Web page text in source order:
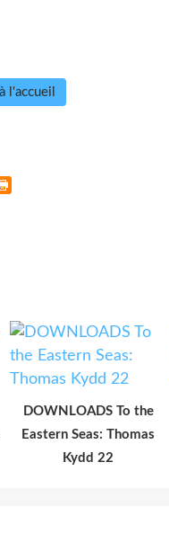
l'accueil
DOWNLOADS To the
Eastern Seas: Thomas
Kydd 22